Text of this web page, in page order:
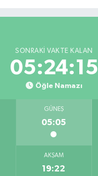
SONRAKI VAKTE KALAN
05:24:14
Öğle Namazı
GÜNEŞ
05:05
AKŞAM
19:22